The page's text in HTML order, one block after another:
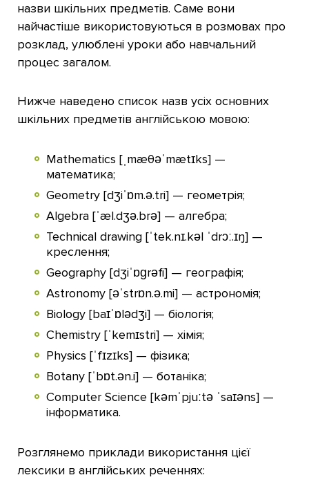
назви шкільних предметів. Саме вони
найчастіше використовуються в розмовах про
розклад, улюблені уроки або навчальний
процес загалом.
Нижче наведено список назв усіх основних
шкільних предметів англійською мовою:
Mathematics [ˌmæθəˈmætɪks] —
математика;
Geometry [dʒiˈɒm.ə.tri] — геометрія;
Algebra [ˈæl.dʒə.brə] — алгебра;
Technical drawing [ˈtek.nɪ.kəl ˈdrɔː.ɪŋ] —
креслення;
Geography [dʒiˈɒɡrəfi] — географія;
Astronomy [əˈstrɒn.ə.mi] — астрономія;
Biology [baɪˈɒlədʒi] — біологія;
Chemistry [ˈkemɪstri] — хімія;
Physics [ˈfɪzɪks] — фізика;
Botany [ˈbɒt.ən.i] — ботаніка;
Computer Science [kəmˈpjuːtə ˈsaɪəns] —
інформатика.
Розглянемо приклади використання цієї
лексики в англійських реченнях: